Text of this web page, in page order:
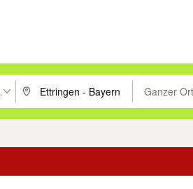
mit den Pfeiltasten nach
PLZ oder Ort eingeben. Eingabetaste
Ganzer Ort
Suche im